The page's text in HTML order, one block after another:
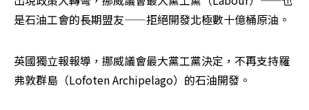
是石油工會的長期盟友——拒絕開發北極數十億桶原油。
英國獨立報報導，挪威議會最大黨工黨決定，不再支持羅
弗敦群島（Lofoten Archipelago）的石油開發。